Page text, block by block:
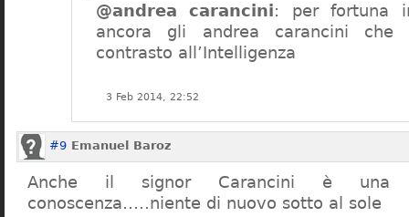
@andrea carancini: per fortuna
ancora gli andrea carancini
contrasto all’Intelligenza
3 Feb 2014, 22:52
#9 Emanuel Baroz
Anche il signor Carancini è una
conoscenza…..niente di nuovo sotto al sole